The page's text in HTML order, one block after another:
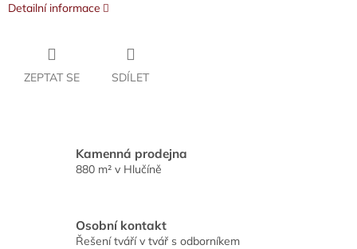
Detailní informace
ZEPTAT SE SDÍLET
Kamenná prodejna
880 m² v Hlučíně
Osobní kontakt
Řešení tváří v tvář s odborníkem